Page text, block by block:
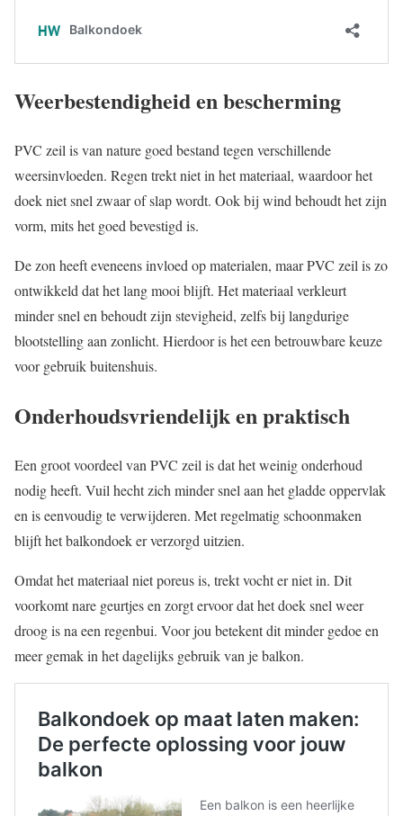
Weerbestendigheid en bescherming
PVC zeil is van nature goed bestand tegen verschillende
weersinvloeden. Regen trekt niet in het materiaal, waardoor het
doek niet snel zwaar of slap wordt. Ook bij wind behoudt het zijn
vorm, mits het goed bevestigd is.
De zon heeft eveneens invloed op materialen, maar PVC zeil is zo
ontwikkeld dat het lang mooi blijft. Het materiaal verkleurt
minder snel en behoudt zijn stevigheid, zelfs bij langdurige
blootstelling aan zonlicht. Hierdoor is het een betrouwbare keuze
voor gebruik buitenshuis.
Onderhoudsvriendelijk en praktisch
Een groot voordeel van PVC zeil is dat het weinig onderhoud
nodig heeft. Vuil hecht zich minder snel aan het gladde oppervlak
en is eenvoudig te verwijderen. Met regelmatig schoonmaken
blijft het balkondoek er verzorgd uitzien.
Omdat het materiaal niet poreus is, trekt vocht er niet in. Dit
voorkomt nare geurtjes en zorgt ervoor dat het doek snel weer
droog is na een regenbui. Voor jou betekent dit minder gedoe en
meer gemak in het dagelijks gebruik van je balkon.